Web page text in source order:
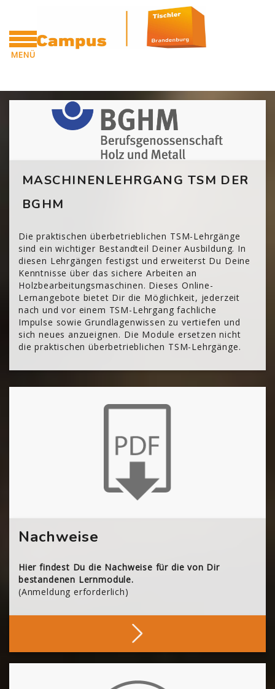
MENÜ
Zum Hauptinhalt
Blöcke
[Cocoon] Custom HTML überspringen
MASCHINENLEHRGANG TSM DER
BGHM
Die praktischen überbetrieblichen TSM-Lehrgänge
sind ein wichtiger Bestandteil Deiner Ausbildung. In
diesen Lehrgängen festigst und erweiterst Du Deine
Kenntnisse über das sichere Arbeiten an
Holzbearbeitungsmaschinen. Dieses Online-
Lernangebote bietet Dir die Möglichkeit, jederzeit
nach und vor einem TSM-Lehrgang fachliche
Impulse sowie Grundlagenwissen zu vertiefen und
sich neues anzueignen. Die Module ersetzen nicht
die praktischen überbetrieblichen TSM-Lehrgänge.
Nachweise
Hier findest Du die Nachweise für die von Dir
bestandenen Lernmodule.
(Anmeldung erforderlich)
Deine Nachweise